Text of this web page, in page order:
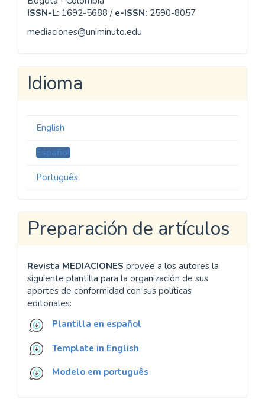
ISSN-L: 1692-5688 / e-ISSN: 2590-8057
mediaciones@uniminuto.edu
Idioma
English
Español
Português
Preparación de artículos
Revista MEDIACIONES provee a los autores la
siguiente plantilla para la organización de sus
aportes de conformidad con sus políticas
editoriales:
Plantilla en español
Template in English
Modelo em português